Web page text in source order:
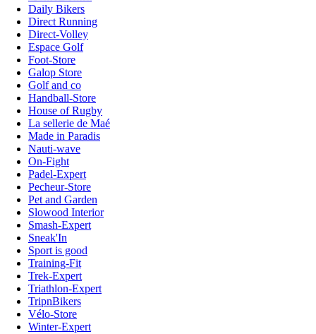
Daily Bikers
Direct Running
Direct-Volley
Espace Golf
Foot-Store
Galop Store
Golf and co
Handball-Store
House of Rugby
La sellerie de Maé
Made in Paradis
Nauti-wave
On-Fight
Padel-Expert
Pecheur-Store
Pet and Garden
Slowood Interior
Smash-Expert
Sneak'In
Sport is good
Training-Fit
Trek-Expert
Triathlon-Expert
TripnBikers
Vélo-Store
Winter-Expert